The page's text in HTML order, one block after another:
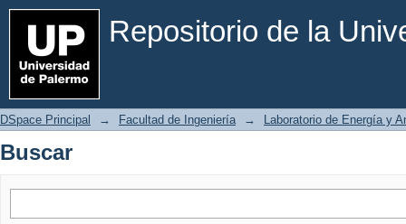
Repositorio de la
Buscar
DSpace Principal → Facultad de Ingeniería → Laboratorio de Energía y
Buscar